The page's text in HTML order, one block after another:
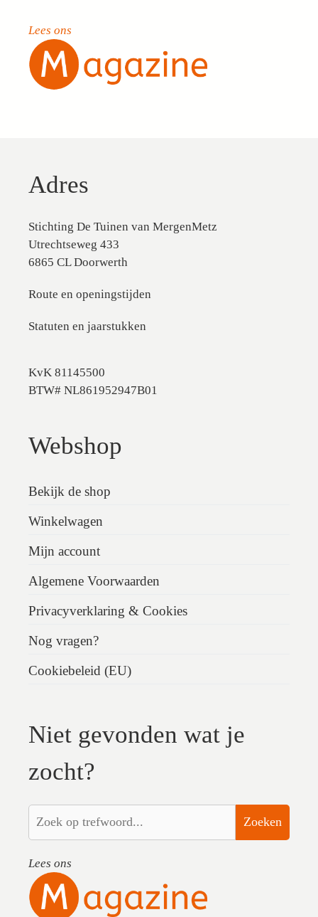
Lees ons
Adres
Stichting De Tuinen van MergenMetz
Utrechtseweg 433
6865 CL Doorwerth
Route en openingstijden
Statuten en jaarstukken
KvK 81145500
BTW# NL861952947B01
Webshop
Bekijk de shop
Winkelwagen
Mijn account
Algemene Voorwaarden
Privacyverklaring & Cookies
Nog vragen?
Cookiebeleid (EU)
Niet gevonden wat je
zocht?
Zoeken
Lees ons